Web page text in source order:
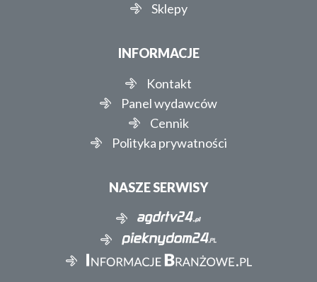
Sklepy
INFORMACJE
Kontakt
Panel wydawców
Cennik
Polityka prywatności
NASZE SERWISY